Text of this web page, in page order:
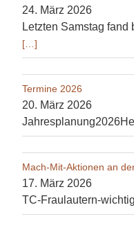
24. März 2026
Letzten Samstag
[…]
Termine 2026
20. März 2026
Mach-Mit-Aktionen an
17. März 2026
TC-Fraulautern-